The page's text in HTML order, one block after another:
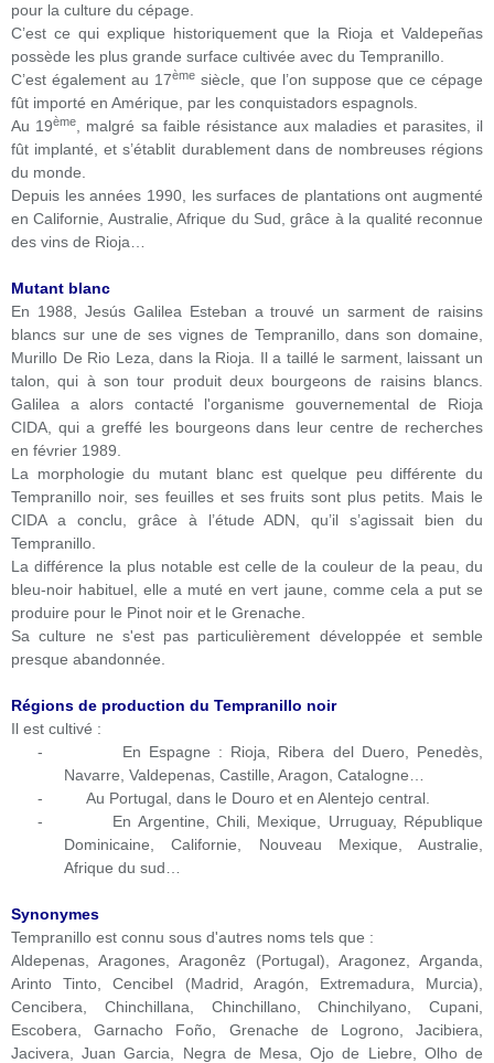
pour la culture du cépage.
C’est ce qui explique historiquement que la Rioja et Valdepeñas
possède les plus grande surface cultivée avec du Tempranillo.
C’est également au 17ème siècle, que l’on suppose que ce cépage
fût importé en Amérique, par les conquistadors espagnols.
Au 19ème
, malgré sa faible résistance aux maladies et parasites, il
fût implanté, et s’établit durablement dans de nombreuses régions
du monde.
Depuis les années 1990, les surfaces de plantations ont augmenté
en Californie, Australie, Afrique du Sud, grâce à la qualité reconnue
des vins de Rioja…
Mutant blanc
En 1988, Jesús Galilea Esteban a trouvé un sarment de raisins
blancs sur une de ses vignes de Tempranillo, dans son domaine,
Murillo De Rio Leza, dans la Rioja. Il a taillé le sarment, laissant un
talon, qui à son tour produit deux bourgeons de raisins blancs.
Galilea a alors contacté l'organisme gouvernemental de Rioja
CIDA, qui a greffé les bourgeons dans leur centre de recherches
en février 1989.
La morphologie du mutant blanc est quelque peu différente du
Tempranillo noir, ses feuilles et ses fruits sont plus petits. Mais le
CIDA a conclu, grâce à l’étude ADN, qu’il s’agissait bien du
Tempranillo.
La différence la plus notable est celle de la couleur de la peau, du
bleu-noir habituel, elle a muté en vert jaune, comme cela a put se
produire pour le Pinot noir et le Grenache.
Sa culture ne s'est pas particulièrement développée et semble
presque abandonnée.
Régions de production du Tempranillo noir
Il est cultivé :
-
En Espagne : Rioja, Ribera del Duero, Penedès,
Navarre, Valdepenas, Castille, Aragon, Catalogne…
-
Au Portugal, dans le Douro et en Alentejo central.
-
En Argentine, Chili, Mexique, Urruguay, République
Dominicaine, Californie, Nouveau Mexique, Australie,
Afrique du sud…
Synonymes
Tempranillo est connu sous d'autres noms tels que :
Aldepenas, Aragones, Aragonêz (Portugal), Aragonez, Arganda,
Arinto Tinto, Cencibel (Madrid, Aragón, Extremadura, Murcia),
Cencibera, Chinchillana, Chinchillano, Chinchilyano, Cupani,
Escobera, Garnacho Foño, Grenache de Logrono, Jacibiera,
Jacivera, Juan Garcia, Negra de Mesa, Ojo de Liebre, Olho de